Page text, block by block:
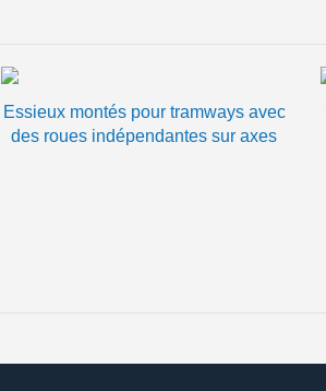
Essieux montés pour tramways avec
des roues indépendantes sur axes